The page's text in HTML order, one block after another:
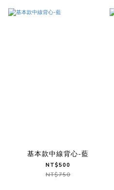
基本款中線背心-藍
NT$500
NT$750